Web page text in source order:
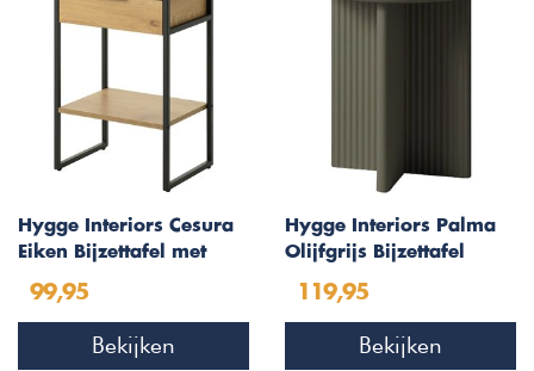
Hygge Interiors Cesura
Eiken Bijzettafel met
99,95
Bekijken
Hygge Interiors Palma
Olijfgrijs Bijzettafel
119,95
Bekijken